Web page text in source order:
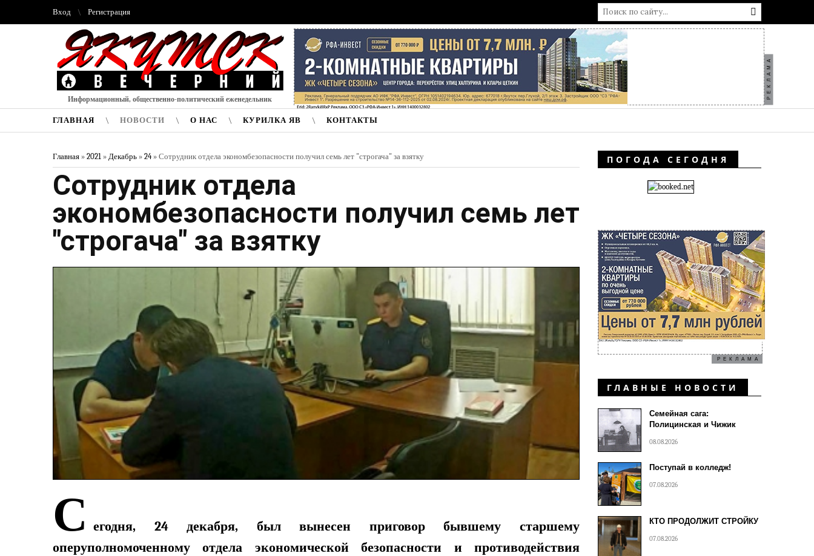
Вход Регистрация
Информационный, общественно-политический еженедельник РЕКЛАМА
ГЛАВНАЯ НОВОСТИ О НАС КУРИЛКА ЯВ КОНТАКТЫ
Главная » 2021 » Декабрь » 24» Сотрудник отдела экономбезопасности получил семь лет "строгача" за взятку
Сотрудник отдела
экономбезопасности получил семь лет
"строгача" за взятку
С егодня, 24 декабря, был вынесен приговор бывшему старшему
оперуполномоченному отдела экономической безопасности и противодействия
ПОГОДА СЕГОДНЯ
РЕКЛАМА
ГЛАВНЫЕ НОВОСТИ
Семейная сага:
Полицинская и Чижик
08.08.2026
Поступай в колледж!
07.08.2026
КТО ПРОДОЛЖИТ СТРОЙКУ
07.08.2026